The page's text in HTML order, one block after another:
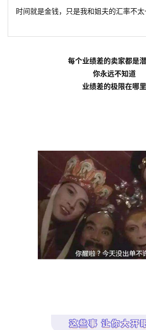
时间就是金钱，只是我和姐夫的汇率不太
每个业绩差的卖家都是
你永远不知道
业绩差的极限在哪里
这些事 让你大开